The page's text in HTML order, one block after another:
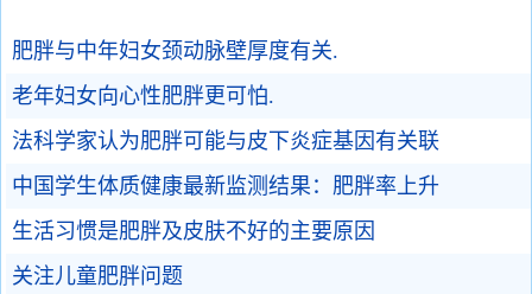
肥胖与中年妇女颈动脉壁厚度有关.
老年妇女向心性肥胖更可怕.
法科学家认为肥胖可能与皮下炎症基因有关联
中国学生体质健康最新监测结果：肥胖率上升
生活习惯是肥胖及皮肤不好的主要原因
关注儿童肥胖问题